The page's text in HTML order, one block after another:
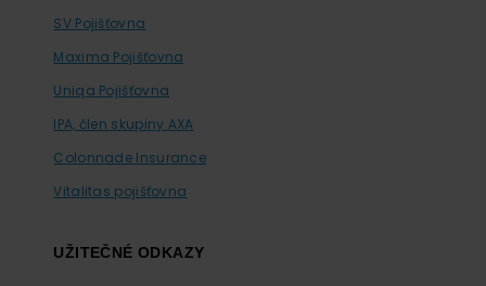
SV Pojišťovna
Maxima Pojišťovna
Uniqa Pojišťovna
IPA, člen skupiny AXA
Colonnade Insurance
Vitalitas pojišťovna
UŽITEČNÉ ODKAZY